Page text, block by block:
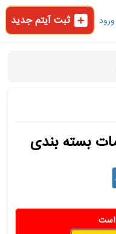
ورود ثبت آیتم جدید
بسته بندی
است